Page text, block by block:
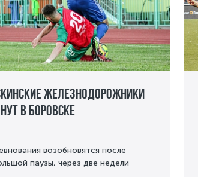
железнодорожники
в Боровске
возобновятся после
паузы, через две недели